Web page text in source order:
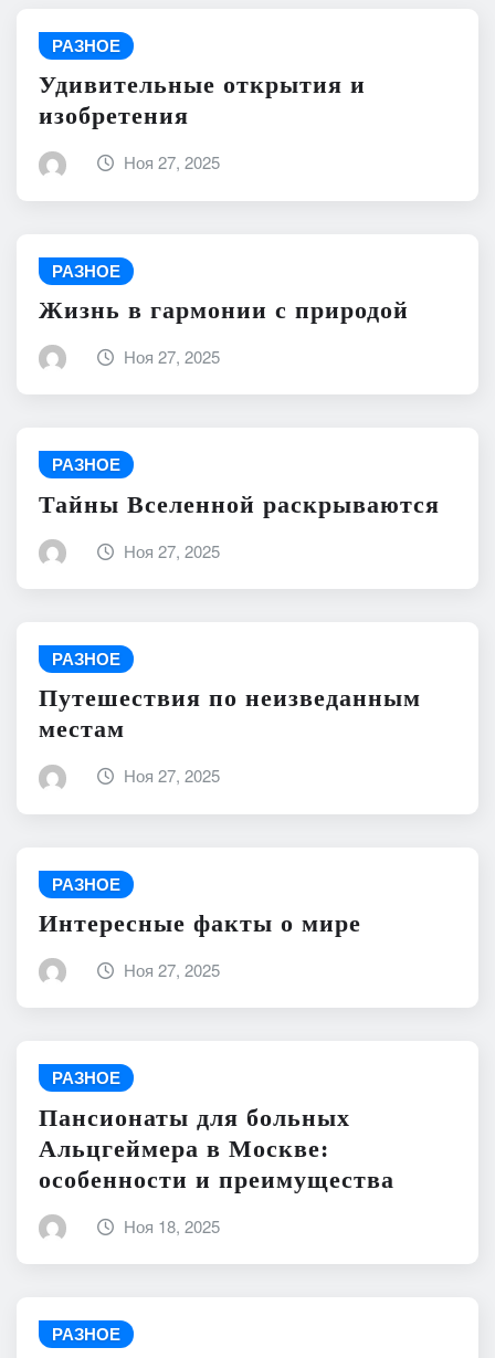
РАЗНОЕ
Удивительные открытия и
изобретения
Ноя 27, 2025
РАЗНОЕ
Жизнь в гармонии с природой
Ноя 27, 2025
РАЗНОЕ
Тайны Вселенной раскрываются
Ноя 27, 2025
РАЗНОЕ
Путешествия по неизведанным
местам
Ноя 27, 2025
РАЗНОЕ
Интересные факты о мире
Ноя 27, 2025
РАЗНОЕ
Пансионаты для больных
Альцгеймера в Москве:
особенности и преимущества
Ноя 18, 2025
РАЗНОЕ